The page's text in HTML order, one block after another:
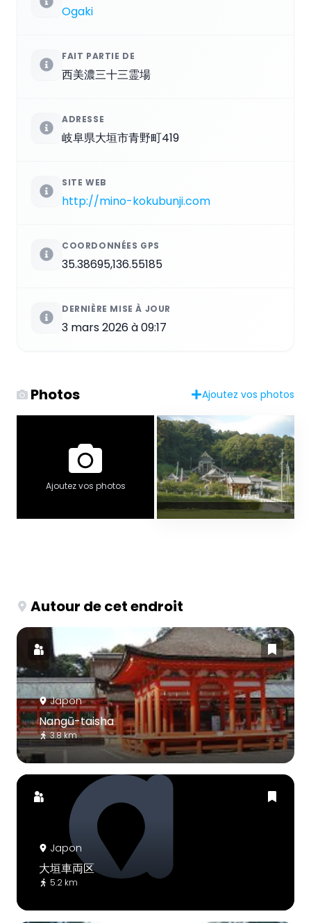
Ogaki
FAIT PARTIE DE
西美濃三十三霊場
ADRESSE
岐阜県大垣市青野町419
SITE WEB
http://mino-kokubunji.com
COORDONNÉES GPS
35.38695,136.55185
DERNIÈRE MISE À JOUR
3 mars 2026 à 09:17
Photos Ajoutez vos photos
Ajoutez vos photos
Autour de cet endroit
Japon
Nangū-taisha
3.8 km
Japon
大垣車両区
5.2 km